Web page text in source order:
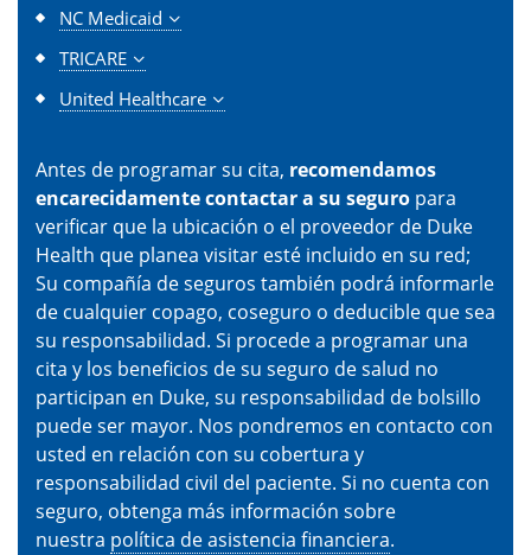
NC Medicaid
TRICARE
United Healthcare
Antes de programar su cita, recomendamos
encarecidamente contactar a su seguro para
verificar que la ubicación o el proveedor de Duke
Health que planea visitar esté incluido en su red;
Su compañía de seguros también podrá informarle
de cualquier copago, coseguro o deducible que sea
su responsabilidad. Si procede a programar una
cita y los beneficios de su seguro de salud no
participan en Duke, su responsabilidad de bolsillo
puede ser mayor. Nos pondremos en contacto con
usted en relación con su cobertura y
responsabilidad civil del paciente. Si no cuenta con
seguro, obtenga más información sobre
nuestra política de asistencia financiera.